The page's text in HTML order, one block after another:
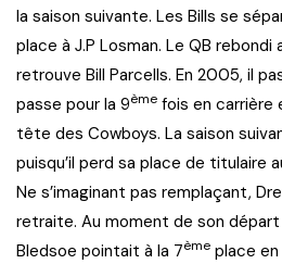
la saison suivante. Les Bills se
place à J.P Losman. Le QB rebondi
retrouve Bill Parcells. En 2005, il
passe pour la 9ème fois en carrière
tête des Cowboys. La saison
puisqu’il perd sa place de titulaire
Ne s’imaginant pas remplaçant,
retraite. Au moment de son départ
Bledsoe pointait à la 7ème place